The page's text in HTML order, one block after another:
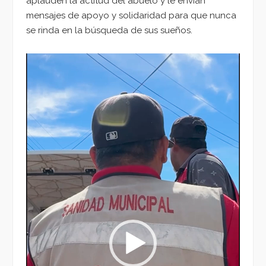
mensajes de apoyo y solidaridad para que nunca
se rinda en la búsqueda de sus sueños.
Reproductor
vídeo